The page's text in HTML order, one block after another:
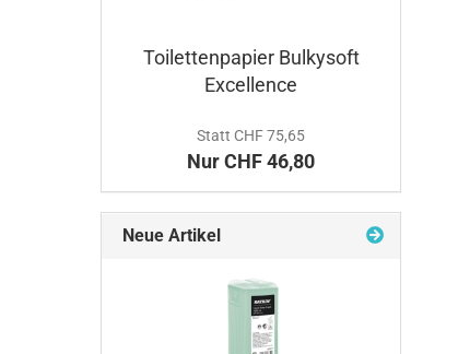
Toilettenpapier Bulkysoft
Excellence
Statt CHF 75,65
Nur CHF 46,80
Neue Artikel